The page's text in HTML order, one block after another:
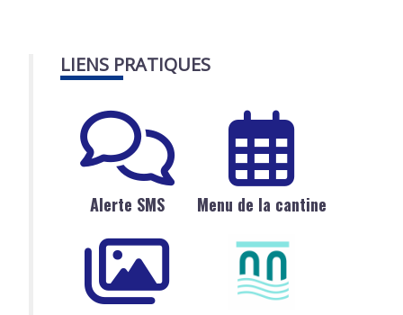
LIENS PRATIQUES
Alerte SMS Menu de la cantine